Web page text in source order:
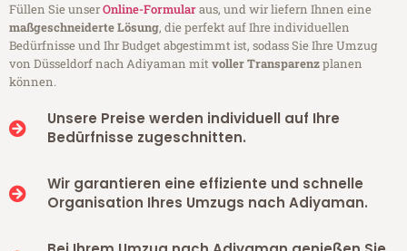
Füllen Sie unserOnline-Formularaus, und wir liefern Ihnen eine
maßgeschneiderte Lösung, die perfekt auf Ihre individuellen
Bedürfnisse und Ihr Budget abgestimmt ist, sodass Sie Ihre Umzug
von Düsseldorf nach Adiyaman mitvoller Transparenzplanen
können.
Unsere Preise werden individuell auf Ihre
Bedürfnisse zugeschnitten.
Wir garantieren eine effiziente und schnelle
Organisation Ihres Umzugs nach Adiyaman.